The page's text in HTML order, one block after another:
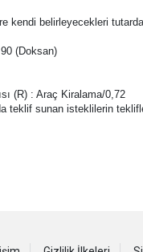
kendi belirleyecekleri
(Doksan)
(R) : Araç Kiralama/0,72
teklif sunan isteklilerin